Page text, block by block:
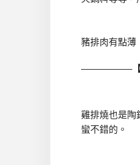
豬排肉有點薄
—————–
雞排燒也是陶
蠻不錯的。